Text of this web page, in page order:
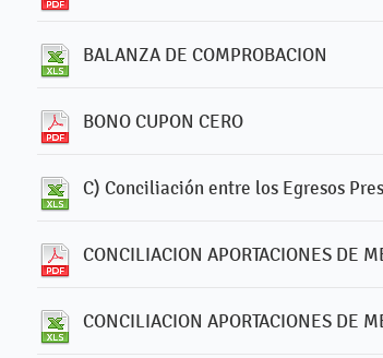
BALANZA DE COMPROBACION
BONO CUPON CERO
C) Conciliación entre los Egresos
CONCILIACION APORTACIONES DE
CONCILIACION APORTACIONES DE